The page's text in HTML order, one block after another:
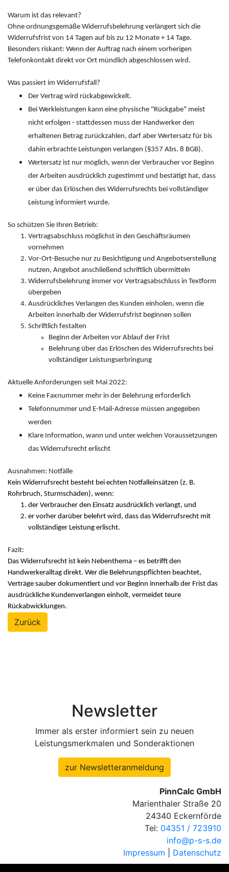
Warum ist das relevant?
Ohne ordnungsgemäße Widerrufsbelehrung verlängert sich die
Widerrufsfrist von 14 Tagen auf bis zu 12 Monate + 14 Tage.
Besonders riskant: Wenn der Auftrag nach einem vorherigen
Telefonkontakt direkt vor Ort mündlich abgeschlossen wird.
Was passiert im Widerrufsfall?
Der Vertrag wird rückabgewickelt.
Bei Werkleistungen kann eine physische "Rückgabe" meist
nicht erfolgen - stattdessen muss der Handwerker den
erhaltenen Betrag zurückzahlen, darf aber Wertersatz für bis
dahin erbrachte Leistungen verlangen (§357 Abs. 8 BGB).
Wertersatz ist nur möglich, wenn der Verbraucher vor Beginn
der Arbeiten ausdrücklich zugestimmt und bestätigt hat, dass
er über das Erlöschen des Widerrufsrechts bei vollständiger
Leistung informiert wurde.
So schützen Sie Ihren Betrieb:
Vertragsabschluss möglichst in den Geschäftsräumen
vornehmen
Vor-Ort-Besuche nur zu Besichtigung und Angebotserstellung
nutzen, Angebot anschließend schriftlich übermitteln
Widerrufsbelehrung immer vor Vertragsabschluss in Textform
übergeben
Ausdrückliches Verlangen des Kunden einholen, wenn die
Arbeiten innerhalb der Widerrufsfrist beginnen sollen
Schriftlich festalten
Beginn der Arbeiten vor Ablauf der Frist
Belehrung über das Erlöschen des Widerrufsrechts bei
vollständiger Leistungserbringung
Aktuelle Anforderungen seit Mai 2022:
Keine Faxnummer mehr in der Belehrung erforderlich
Telefonnummer und E-Mail-Adresse müssen angegeben
werden
Klare Information, wann und unter welchen Voraussetzungen
das Widerrufsrecht erlischt
Ausnahmen: Notfälle
Kein Widerrufsrecht besteht bei echten Notfalleinsätzen (z. B.
Rohrbruch, Sturmschäden), wenn:
der Verbraucher den Einsatz ausdrücklich verlangt, und
er vorher darüber belehrt wird, dass das Widerrufsrecht mit
vollständiger Leistung erlischt.
Fazit:
Das Widerrufsrecht ist kein Nebenthema – es betrifft den
Handwerkeralltag direkt. Wer die Belehrungspflichten beachtet,
Verträge sauber dokumentiert und vor Beginn innerhalb der Frist das
ausdrückliche Kundenverlangen einholt, vermeidet teure
Rückabwicklungen.
Zurück
Newsletter
Immer als erster informiert sein zu neuen
Leistungsmerkmalen und Sonderaktionen
zur Newsletteranmeldung
PinnCalc GmbH
Marienthaler Straße 20
24340 Eckernförde
Tel: 04351 / 723910
info@p-s-s.de
Impressum
Datenschutz